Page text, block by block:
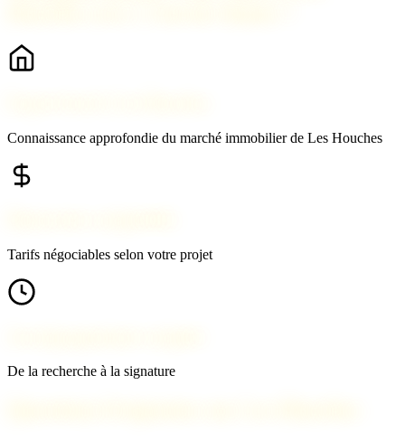
Connaissance approfondie du marché immobilier de Les Houches
Tarifs négociables selon votre projet
De la recherche à la signature